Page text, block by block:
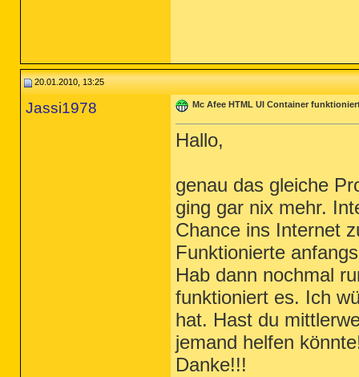
20.01.2010, 13:25
Jassi1978 Mc Afee HTML UI Container
Hallo,
genau das gleiche
ging gar nix mehr.
Chance ins Internet
Funktionierte
Hab dann nochmal
funktioniert es. Ich
hat. Hast du
jemand helfen
Danke!!!